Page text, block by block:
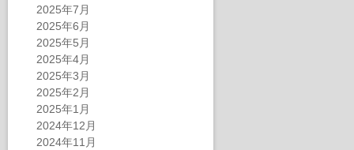
2025年7月
2025年6月
2025年5月
2025年4月
2025年3月
2025年2月
2025年1月
2024年12月
2024年11月